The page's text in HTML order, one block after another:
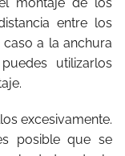
entre los
a la anchura
utilizarlos
excesivamente.
posible que se